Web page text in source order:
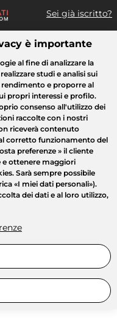
Sei già iscritto?
Elettrodomestici
è importante
al fine di analizzare la
studi e analisi sui
e proporre al
propri interessi e profilo.
consenso all'utilizzo dei
raccolte con i nostri
riceverà contenuto
corretto funzionamento del
preferenze » il cliente
e ottenere maggiori
Sarà sempre possibile
«I miei dati personali»).
dei dati e al loro utilizzo,